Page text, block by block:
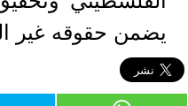
يضمن حقوقه غير